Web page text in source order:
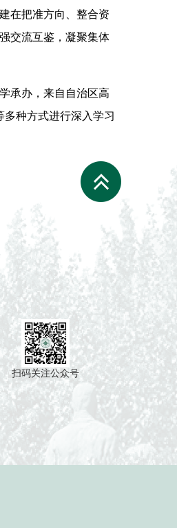
在把准方向、整合资
交流互鉴，凝聚集体
承办，来自自治区高
种方式进行深入学习
扫码关注公众号